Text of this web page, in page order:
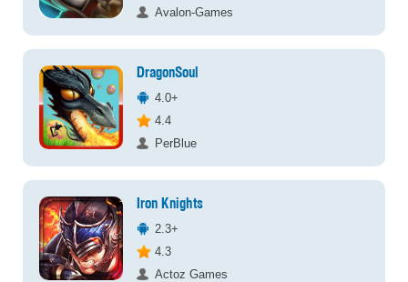
Avalon-Games
DragonSoul
4.0+
4.4
PerBlue
Iron Knights
2.3+
4.3
Actoz Games